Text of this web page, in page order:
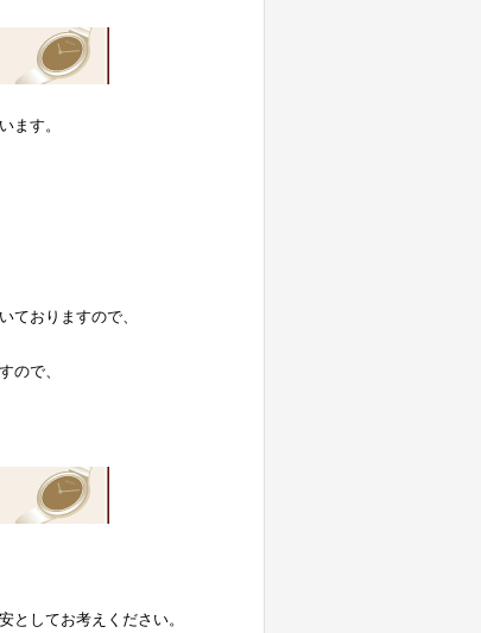
ます。
ておりますので、
ので、
としてお考えください。